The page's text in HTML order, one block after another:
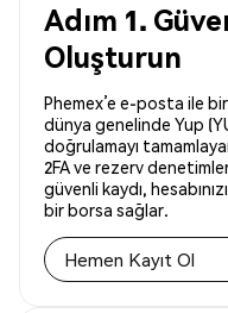
Adım 1.
Oluşturun
Phemex’e e-posta ile
dünya genelinde Yup
doğrulamayı
2FA ve rezerv
güvenli kaydı,
bir borsa sağlar.
Hemen Kayıt Ol